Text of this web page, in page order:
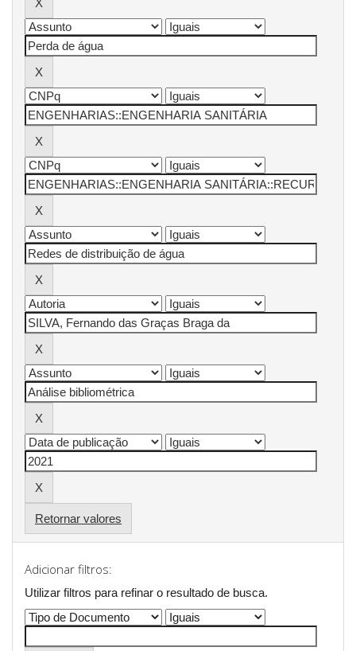
Retornar valores
Adicionar filtros:
Utilizar filtros para refinar o resultado de busca.